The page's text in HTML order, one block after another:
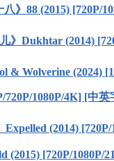
八》88 (2015) [720P/
儿》Dukhtar (2014)
& Wolverine (2024)
720P/1080P/4K] [中
Expelled (2014)
(2015) [720P/1080P/